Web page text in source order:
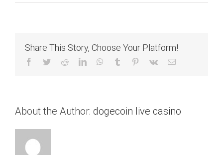
Share This Story, Choose Your Platform!
Facebook
TwitterRedditLinkedInWhatsApp
Tumblr Pinterest
Vk Email
About the Author: dogecoin live casino